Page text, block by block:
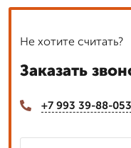
Не хотите считать?
Заказать
+7 993 39-88-053